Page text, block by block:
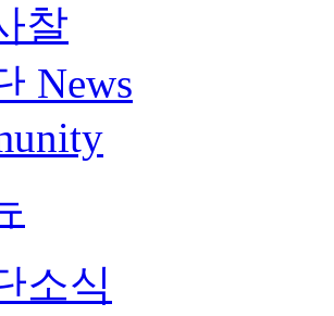
찰
News
소식